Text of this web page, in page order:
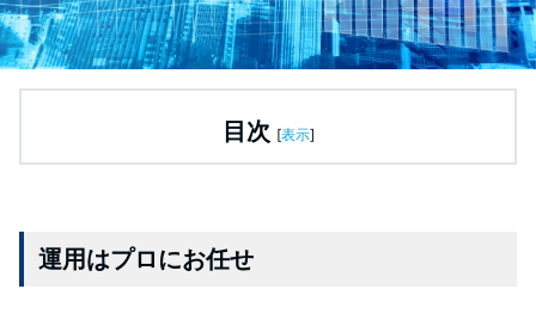
目次 [表示]
運用はプロにお任せ